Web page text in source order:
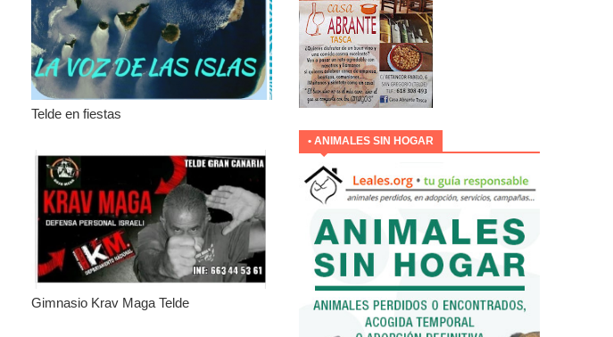
Telde en fiestas
Gimnasio Krav Maga Telde
• ANIMALES SIN HOGAR